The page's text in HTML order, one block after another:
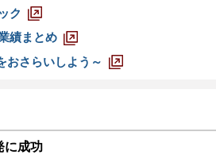
ク
績まとめ
さらいしよう～
に成功